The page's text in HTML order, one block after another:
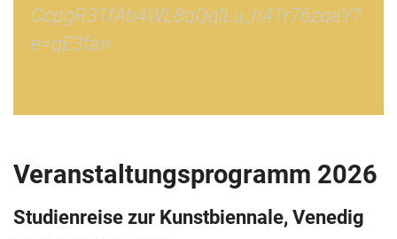
CcpgR31fAb4WL8qQqlLu_h41r76zqaY?
e=qE3fan
Veranstaltungsprogramm 2026
Studienreise zur Kunstbiennale, Venedig